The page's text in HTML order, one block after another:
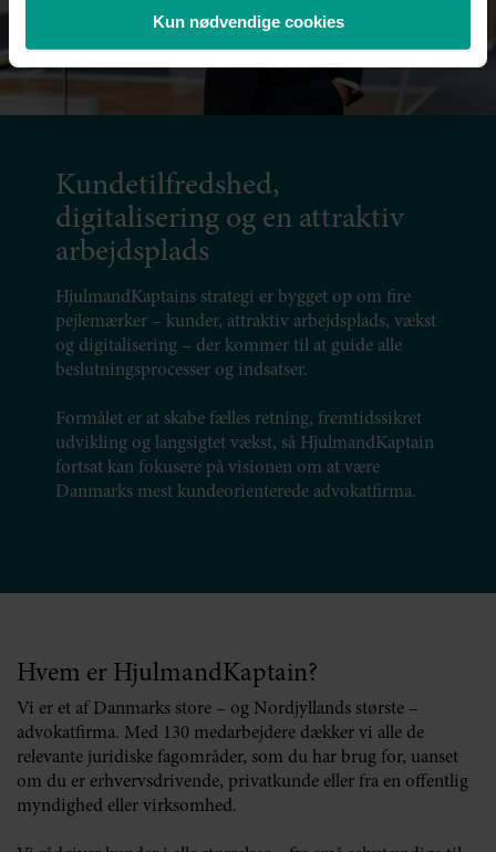
Kun nødvendige cookies
Kundetilfredshed,
digitalisering og en attraktiv
arbejdsplads
HjulmandKaptains strategi er bygget op om fire
pejlemærker – kunder, attraktiv arbejdsplads, vækst
og digitalisering – der kommer til at guide alle
beslutningsprocesser og indsatser.
Formålet er at skabe fælles retning, fremtidssikret
udvikling og langsigtet vækst, så HjulmandKaptain
fortsat kan fokusere på visionen om at være
Danmarks mest kundeorienterede advokatfirma.
Hvem er HjulmandKaptain?
Vi er et af Danmarks store – og Nordjyllands største –
advokatfirma. Med 130 medarbejdere dækker vi alle de
relevante juridiske fagområder, som du har brug for, uanset
om du er erhvervsdrivende, privatkunde eller fra en offentlig
myndighed eller virksomhed.